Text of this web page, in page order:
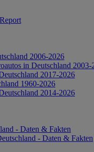
2006-2026
in Deutschland 2003-
2017-2026
1960-2026
2014-2026
- Daten & Fakten
- Daten & Fakten